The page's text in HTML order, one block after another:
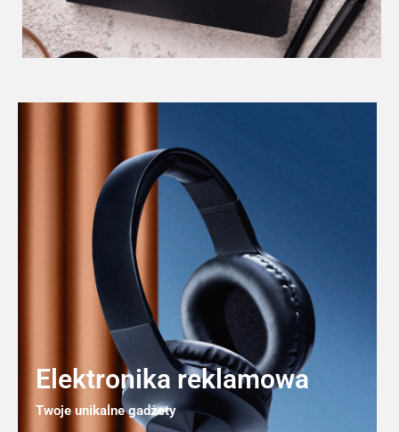
Elektronika reklamowa
Twoje unikalne gadżety